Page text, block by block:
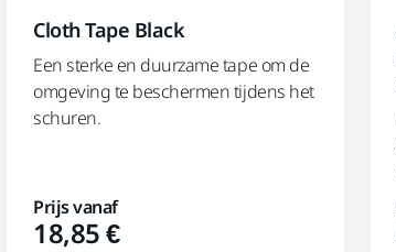
Cloth Tape Black
Een sterke en duurzame tape om de
omgeving te beschermen tijdens het
schuren.
Prijs vanaf
18,85 €